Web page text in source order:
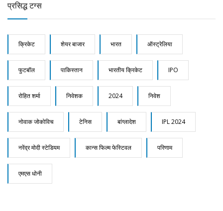
प्रसिद्ध टग्स
क्रिकेट शेयर बाजार भारत ऑस्ट्रेलिया
फुटबॉल पाकिस्तान भारतीय क्रिकेट IPO
रोहित शर्मा निवेशक 2024 निवेश
नोवाक जोकोविच टेनिस बांग्लादेश IPL 2024
नरेंद्र मोदी स्टेडियम कान्स फिल्म फेस्टिवल परिणाम
एमएस धोनी